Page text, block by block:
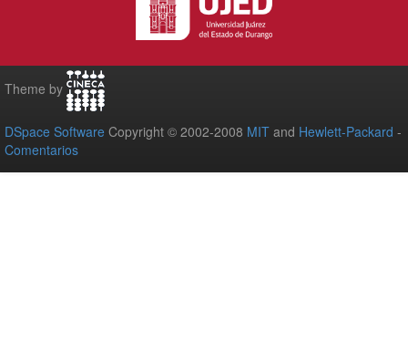
Theme by
DSpace Software Copyright © 2002-2008 MIT and Hewlett-Packard -
Comentarios